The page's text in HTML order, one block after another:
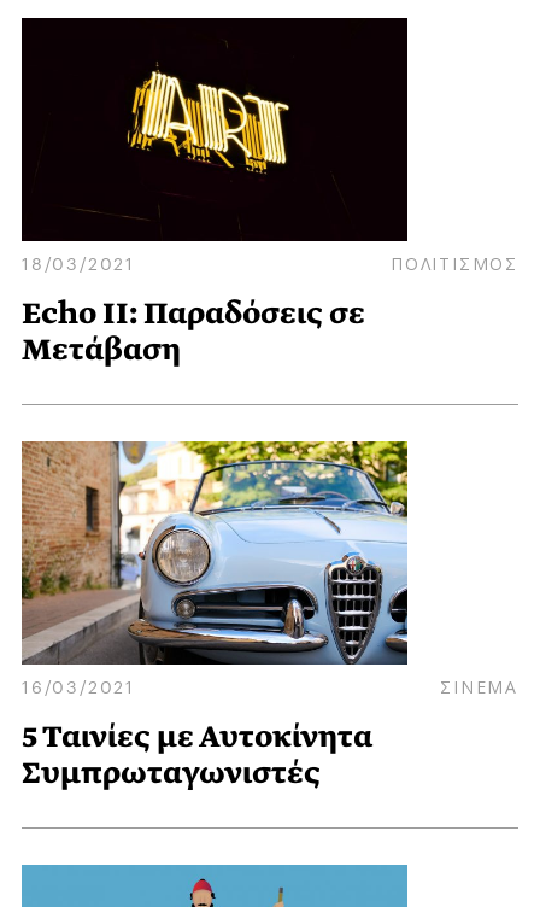
18/03/2021 ΠΟΛΙΤΙΣΜΟΣ
Echo II: Παραδόσεις σε
Μετάβαση
16/03/2021 ΣΙΝΕΜΑ
5 Ταινίες με Αυτοκίνητα
Συμπρωταγωνιστές